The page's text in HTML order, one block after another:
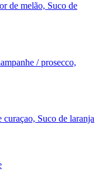
de melão, Suco de
/ prosecco,
Suco de laranja